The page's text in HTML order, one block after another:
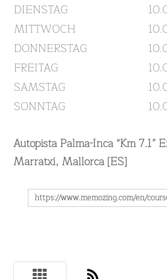
DIENSTAG
MITTWOCH
DONNERSTAG
FREITAG
SAMSTAG
SONNTAG
Autopista Palma-Inca “Km 7.1”
Marratxí, Mallorca [ES]